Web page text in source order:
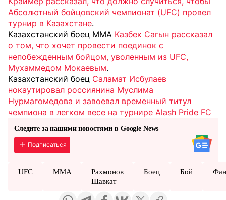
Абсолютный бойцовский чемпионат (UFC) провел
турнир в Казахстане.
Казахстанский боец ММА Казбек Сагын рассказал
о том, что хочет провести поединок с
непобежденным бойцом, уволенным из UFC,
Мухаммедом Мокаевым.
Казахстанский боец Саламат Исбулаев
нокаутировал россиянина Муслима
Нурмагомедова и завоевал временный титул
чемпиона в легком весе на турнире Alash Pride FC
Следите за нашими новостями в Google News
Подписаться
UFC MMA
Рахмонов
Шавкат
Боец Бой